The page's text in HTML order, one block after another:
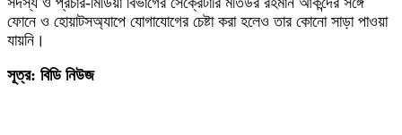
ফোনে ও হোয়াটসঅ্যাপে যোগাযোগের চেষ্টা করা হলেও তার কোনো সাড়া পাওয়া
যায়নি।
সূত্র: বিডি নিউজ